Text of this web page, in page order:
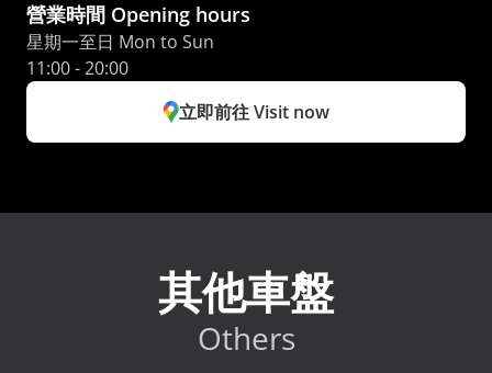
營業時間 Opening hours
星期一至日 Mon to Sun
11:00 - 20:00
立即前往 Visit now
其他車盤
Others